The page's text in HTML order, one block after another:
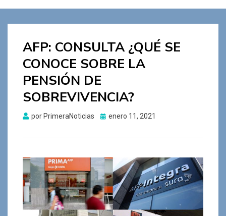
AFP: CONSULTA ¿QUÉ SE
CONOCE SOBRE LA
PENSIÓN DE
SOBREVIVENCIA?
por PrimeraNoticias
Publicado
enero 11, 2021